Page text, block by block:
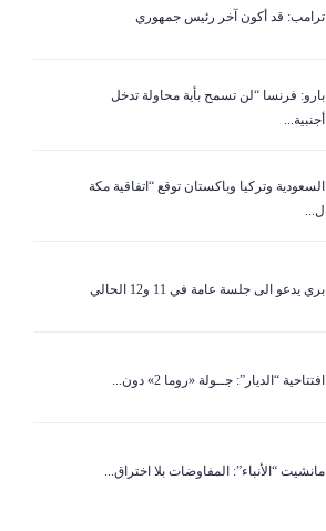
ترامب: قد أكون آخر رئيس جمهوري
بارو: فرنسا “لن تسمح بأية محاولة تدخل
أجنبية...
السعودية وتركيا وباكستان توقع “اتفاقية مكة
ل...
بري يدعو الى جلسة عامة في 11 و12 الحالي
افتتاحية “الديار”: جــولة «روما 2» دون...
مانشيت “الأنباء”: المفاوضات بلا اختراق...